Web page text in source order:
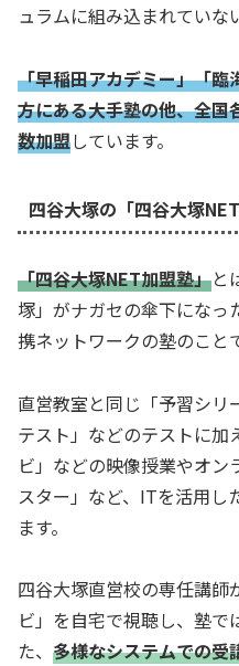
ュラムに組み込まれていな
「早稲田アカデミー」「臨
方にある大手塾の他、全国
数加盟しています。
四谷大塚の「四谷大塚
「四谷大塚NET加盟塾」と
塚」がナガセの傘下になっ
携ネットワークの塾のこと
直営教室と同じ「予習シリ
テスト」などのテストに加
ビ」などの映像授業やオ
スター」など、ITを活用し
ます。
四谷大塚直営校の専任講師
ビ」を自宅で視聴し、塾
た、 多様なシステムでの受